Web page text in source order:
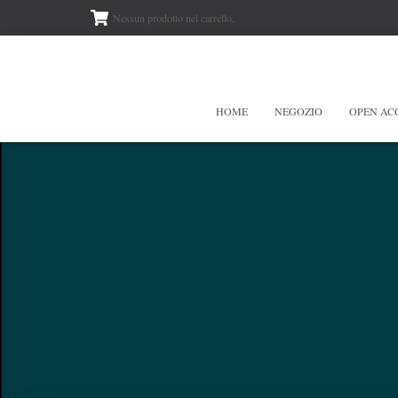
Nessun prodotto nel carrello.
HOME NEGOZIO OPEN